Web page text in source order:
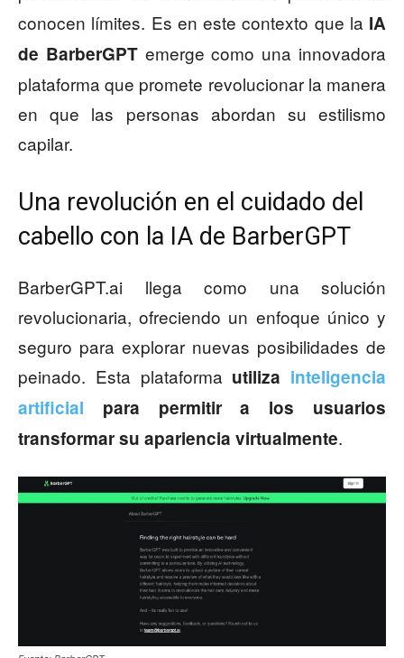
conocen límites. Es en este contexto que la IA
de BarberGPTemerge como una innovadora
plataforma que promete revolucionar la manera
en que las personas abordan su estilismo
capilar.
Una revolución en el cuidado del
cabello con la IA de BarberGPT
BarberGPT.ai llega como una solución
revolucionaria, ofreciendo un enfoque único y
seguro para explorar nuevas posibilidades de
peinado. Esta plataforma utiliza inteligencia
artificial para permitir a los usuarios
transformar su apariencia virtualmente.